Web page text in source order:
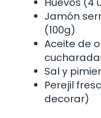
Jamón
(100g)
Aceite de
Sal y
Perejil
decorar)